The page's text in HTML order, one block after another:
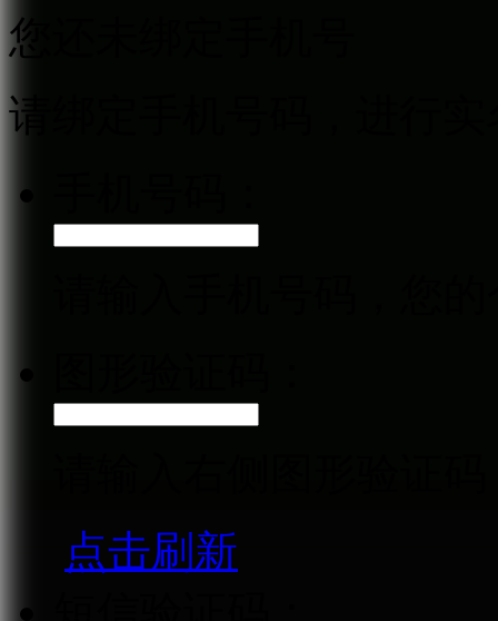
您还未绑定手机号
请绑定手机号码，进行
点击刷新